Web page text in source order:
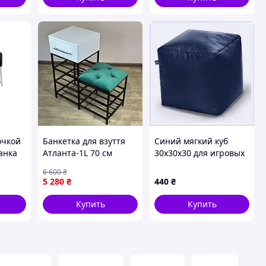
Банкетка для взуття
Атланта-1L 70 см
біла аляска 8-3-9005
AllInOne -market-
without-queues-
5 280 ₴
6 600₴
Купить
Синий мягкий куб
30х30х30 для игровых
8TE7008A49
440 ₴
Купить